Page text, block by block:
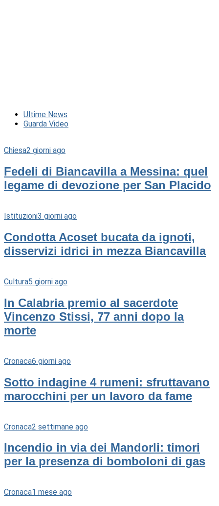
Ultime News
Guarda Video
Chiesa2 giorni ago
Fedeli di Biancavilla a Messina: quel
legame di devozione per San Placido
Istituzioni3 giorni ago
Condotta Acoset bucata da ignoti,
disservizi idrici in mezza Biancavilla
Cultura5 giorni ago
In Calabria premio al sacerdote
Vincenzo Stissi, 77 anni dopo la
morte
Cronaca6 giorni ago
Sotto indagine 4 rumeni: sfruttavano
marocchini per un lavoro da fame
Cronaca2 settimane ago
Incendio in via dei Mandorli: timori
per la presenza di bomboloni di gas
Cronaca1 mese ago